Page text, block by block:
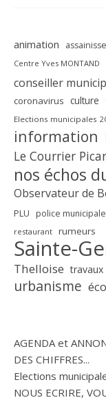
animation
Centre Yves MONTAND
conseiller
coronavirus culture
Elections municipales
information
Le Courrier
nos échos
Observateur de
PLU police municipale
restaurant rumeurs
Sainte-
Thelloise travaux
urbanisme
AGENDA et
DES CHIFFRES...
Elections
NOUS ECRIRE,